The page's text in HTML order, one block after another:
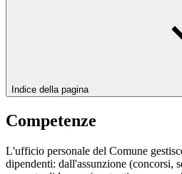
Indice della pagina
Competenze
L'ufficio personale del Comune
dipendenti: dall'assunzione (concorsi,